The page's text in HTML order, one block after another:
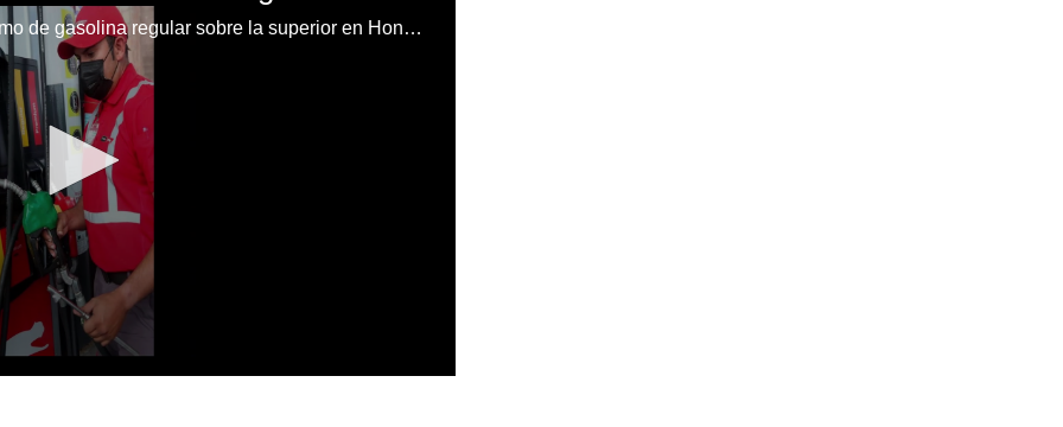
¿Por qué se incrementa el consumo de gasolina regular sobre la superior en Honduras?